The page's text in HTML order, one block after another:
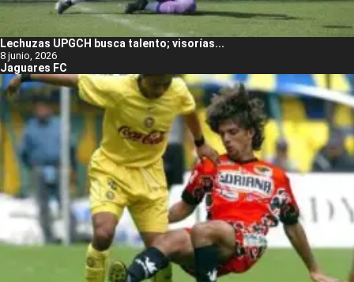
Lechuzas UPGCH busca talento; visorías...
8 junio, 2026
Jaguares FC